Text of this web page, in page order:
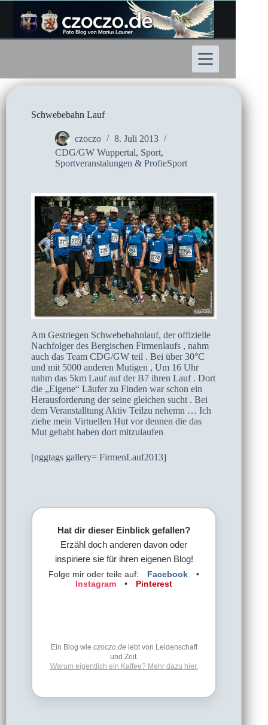
Inhalt
springen
Schwebebahn Lauf
czoczo
8. Juli 2013
CDG/GW Wuppertal, Sport,
Sportveranstalungen & ProfieSport
Am Gestriegen Schwebebahnlauf, der offizielle
Nachfolger des Bergischen Firmenlaufs , nahm
auch das Team CDG/GW teil . Bei über 30°C
und mit 5000 anderen Mutigen , Um 16 Uhr
nahm das 5km Lauf auf der B7 ihren Lauf . Dort
die „Eigene“ Läufer zu Finden war schon ein
Herausforderung der seine gleichen sucht . Bei
dem Veranstalltung Aktiv Teilzu nehemn … Ich
ziehe mein Virtuellen Hut vor dennen die das
Mut gehabt haben dort mitzulaufen
[nggtags gallery= FirmenLauf2013]
Hat dir dieser Einblick gefallen?
Erzähl doch anderen davon oder
inspiriere sie für ihren eigenen Blog!
Folge mir oder teile auf: Facebook
•
Instagram
• Pinterest
Ein Blog wie czoczo.delebt von Leidenschaft
und Zeit.
Warum eigentlich ein Kaffee? Mehr dazu hier.